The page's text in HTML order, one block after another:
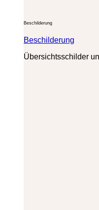
Beschilderung
Beschilderung
Übersichtsschilder